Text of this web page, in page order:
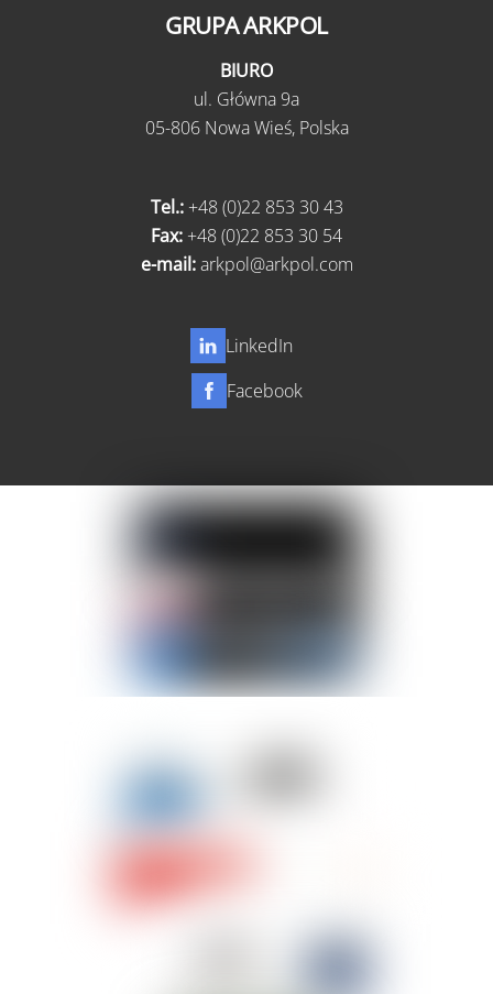
GRUPA ARKPOL
BIURO
ul. Główna 9a
05-806 Nowa Wieś, Polska
Tel.:+48 (0)22 853 30 43
Fax: +48 (0)22 853 30 54
e-mail:arkpol@arkpol.com
LinkedIn
Facebook